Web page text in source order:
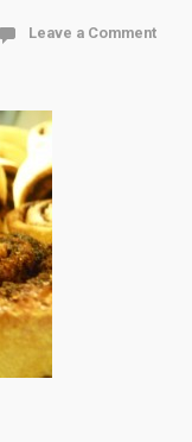
Leave a Comment